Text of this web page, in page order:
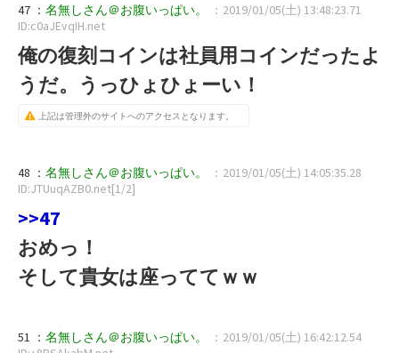
47 ： 名無しさん＠お腹いっぱい。
：2019/01/05(土) 13:48:23.71
ID:c0aJEvqIH.net
俺の復刻コインは社員用コインだったよ
うだ。うっひょひょーい！
上記は管理外のサイトへのアクセスとなります。
48 ： 名無しさん＠お腹いっぱい。
：2019/01/05(土) 14:05:35.28
ID:JTUuqAZB0.net[1/2]
>>47
おめっ！
そして貴女は座っててｗｗ
51 ： 名無しさん＠お腹いっぱい。
：2019/01/05(土) 16:42:12.54